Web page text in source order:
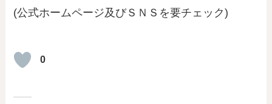
(公式ホームページ及びＳＮＳを要チェック)
0